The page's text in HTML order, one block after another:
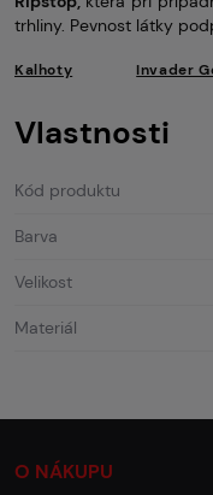
trhliny. Pevnost látky
Kalhoty Invader
Vlastnosti
Kód produktu
Barva
Velikost
Materiál
O NÁKUPU